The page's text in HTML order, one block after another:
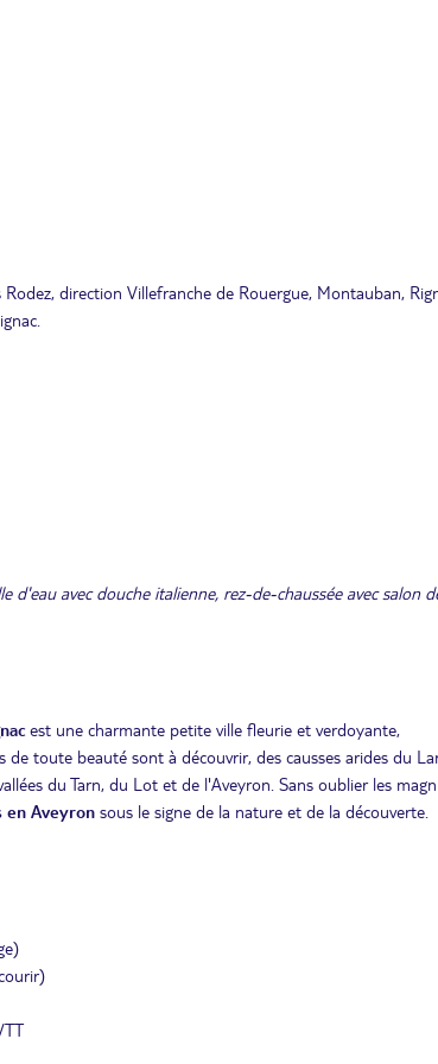
direction Villefranche de Rouergue, Montauban,
avec douche italienne, rez-de-chaussée avec salon
est une charmante petite ville fleurie et verdoyante,
de toute beauté sont à découvrir, des causses arides du
du Tarn, du Lot et de l'Aveyron. Sans oublier les
en Aveyron sous le signe de la nature et de la découverte.